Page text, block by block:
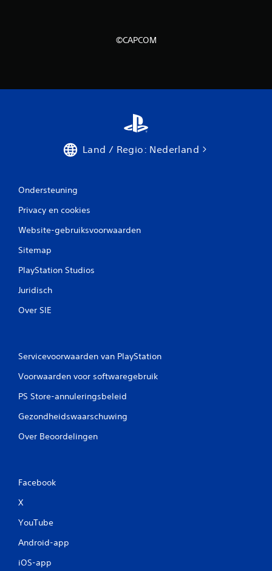
©CAPCOM
Land / Regio: Nederland
Ondersteuning
Privacy en cookies
Website-gebruiksvoorwaarden
Sitemap
PlayStation Studios
Juridisch
Over SIE
Servicevoorwaarden van PlayStation
Voorwaarden voor softwaregebruik
PS Store-annuleringsbeleid
Gezondheidswaarschuwing
Over Beoordelingen
Facebook
X
YouTube
Android-app
iOS-app